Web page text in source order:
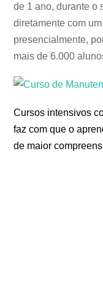
de 1 ano, durante o
diretamente com
presencialmente,
mais de 6.000
Cursos intensivos
faz com que o
de maior